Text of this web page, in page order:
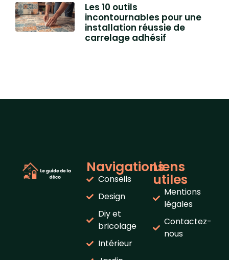
Les 10 outils
incontournables pour une
installation réussie de
carrelage adhésif
Navigations
Conseils
Design
Diy et
bricolage
Intérieur
Liens
utiles
Mentions
légales
Contactez-
nous